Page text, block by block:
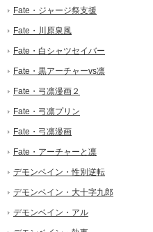
Fate・ジャージ祭支援
Fate・川原泉風
Fate・白シャツセイバー
Fate・黒アーチャーvs凛
Fate・弓凛漫画２
Fate・弓凛プリン
Fate・弓凛漫画
Fate・アーチャーと凛
デモンベイン・性別逆転
デモンベイン・大十字九郎
デモンベイン・アル